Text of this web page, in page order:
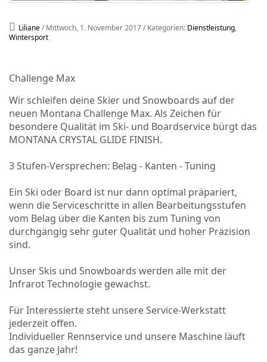
Liliane/ Mittwoch, 1. November 2017/ Kategorien: Dienstleistung,
Wintersport
Challenge Max
Wir schleifen deine Skier und Snowboards auf der
neuen Montana Challenge Max. Als Zeichen für
besondere Qualität im Ski- und Boardservice bürgt das
MONTANA CRYSTAL GLIDE FINISH.
3 Stufen-Versprechen: Belag - Kanten - Tuning
Ein Ski oder Board ist nur dann optimal präpariert,
wenn die Serviceschritte in allen Bearbeitungsstufen
vom Belag über die Kanten bis zum Tuning von
durchgängig sehr guter Qualität und hoher Präzision
sind.
Unser Skis und Snowboards werden alle mit der
Infrarot Technologie gewachst.
Für Interessierte steht unsere Service-Werkstatt
jederzeit offen.
Individueller Rennservice und unsere Maschine läuft
das ganze Jahr!